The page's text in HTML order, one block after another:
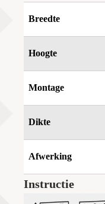
Breedte
Hoogte
Montage
Dikte
Afwerking
Instructie